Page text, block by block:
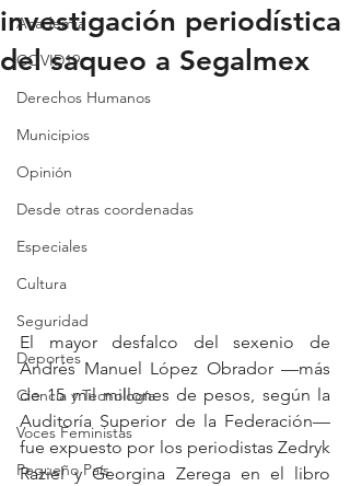
Academia
COVID19
Derechos Humanos
Municipios
Opinión
Desde otras coordenadas
Especiales
Cultura
Seguridad
Deportes
Ciencia y Tecnología
Voces Feministas
Pequeño País
investigación periodística
del saqueo a Segalmex
El mayor desfalco del sexenio de
Andrés Manuel López Obrador —más
de 15 mil millones de pesos, según la
Auditoría Superior de la Federación—
fue expuesto por los periodistas Zedryk
Raziel y Georgina Zerega en el libro